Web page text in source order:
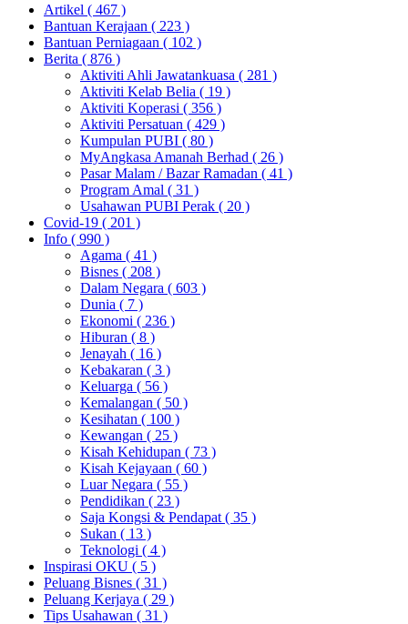
Artikel ( 467 )
Bantuan Kerajaan ( 223 )
Bantuan Perniagaan ( 102 )
Berita ( 876 )
Aktiviti Ahli Jawatankuasa ( 281 )
Aktiviti Kelab Belia ( 19 )
Aktiviti Koperasi ( 356 )
Aktiviti Persatuan ( 429 )
Kumpulan PUBI ( 80 )
MyAngkasa Amanah Berhad ( 26 )
Pasar Malam / Bazar Ramadan ( 41 )
Program Amal ( 31 )
Usahawan PUBI Perak ( 20 )
Covid-19 ( 201 )
Info ( 990 )
Agama ( 41 )
Bisnes ( 208 )
Dalam Negara ( 603 )
Dunia ( 7 )
Ekonomi ( 236 )
Hiburan ( 8 )
Jenayah ( 16 )
Kebakaran ( 3 )
Keluarga ( 56 )
Kemalangan ( 50 )
Kesihatan ( 100 )
Kewangan ( 25 )
Kisah Kehidupan ( 73 )
Kisah Kejayaan ( 60 )
Luar Negara ( 55 )
Pendidikan ( 23 )
Saja Kongsi & Pendapat ( 35 )
Sukan ( 13 )
Teknologi ( 4 )
Inspirasi OKU ( 5 )
Peluang Bisnes ( 31 )
Peluang Kerjaya ( 29 )
Tips Usahawan ( 31 )